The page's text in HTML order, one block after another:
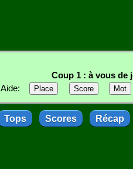
Coup 1 : à vous de
Aide:
Tops Scores Récap